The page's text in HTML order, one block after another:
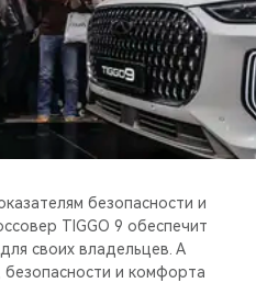
безопасности и
TIGGO 9 обеспечит
своих владельцев. А
безопасности и комфорта
Privacy notice